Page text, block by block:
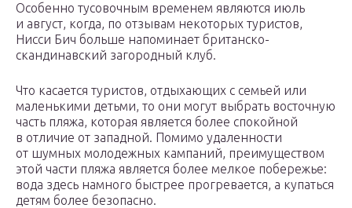
Особенно тусовочным временем являются июль
и август, когда, по отзывам некоторых туристов,
Нисси Бич больше напоминает британско-
скандинавский загородный клуб.
Что касается туристов, отдыхающих с семьей или
маленькими детьми, то они могут выбрать восточную
часть пляжа, которая является более спокойной
в отличие от западной. Помимо удаленности
от шумных молодежных кампаний, преимуществом
этой части пляжа является более мелкое побережье:
вода здесь намного быстрее прогревается, а купаться
детям более безопасно.